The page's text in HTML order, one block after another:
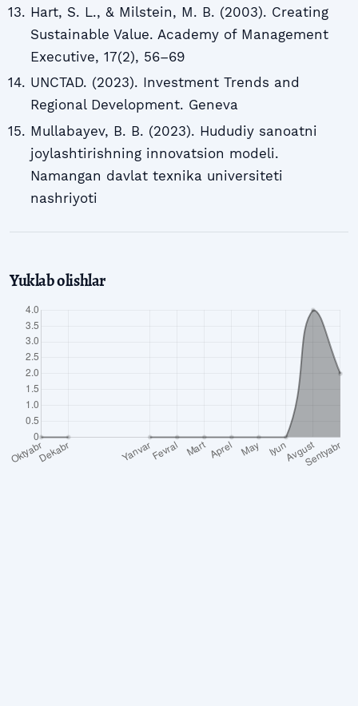
Hart, S. L., & Milstein, M. B. (2003). Creating
Sustainable Value. Academy of Management
Executive, 17(2), 56–69
UNCTAD. (2023). Investment Trends and
Regional Development. Geneva
Mullabayev, B. B. (2023). Hududiy sanoatni
joylashtirishning innovatsion modeli.
Namangan davlat texnika universiteti
nashriyoti
Yuklab olishlar